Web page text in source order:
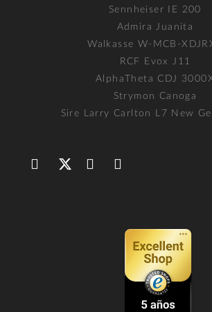
Sennheiser IE 200
Admira Juanita
Walkasse W-MCB-
RCF Evox J11
AlphaTheta CDJ
Strymon Canoga
Sire Larry Carlton L7 New